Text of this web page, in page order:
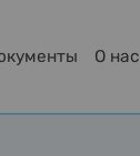
О нас